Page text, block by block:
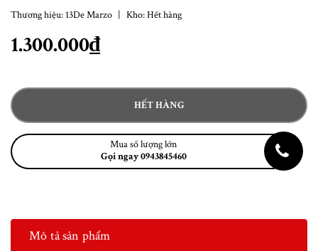
Thương hiệu: 13De Marzo | Kho:Hết hàng
1.300.000₫
HẾT HÀNG
Mua số lượng lớn
Gọi ngay 0943845460
Mô tả sản phẩm